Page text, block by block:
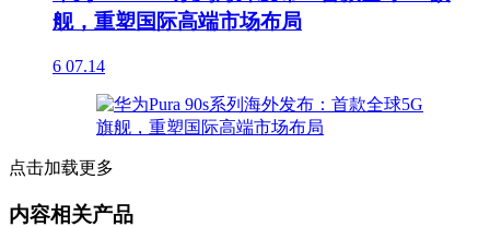
舰，重塑国际高端市场布局
6 07.14
点击加载更多
内容相关产品